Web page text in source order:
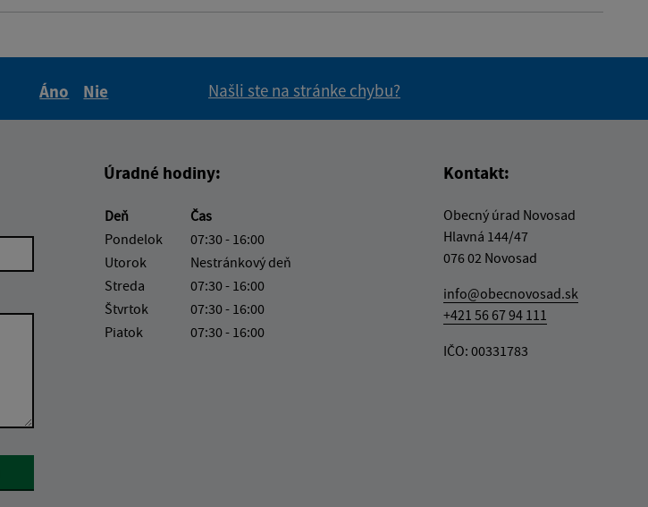
Áno
Nie
Našli ste na stránke chybu?
Úradné hodiny:
Deň
Čas
Pondelok
07:30 - 16:00
Utorok
Nestránkový deň
Streda
07:30 - 16:00
Štvrtok
07:30 - 16:00
Piatok
07:30 - 16:00
Kontakt:
Obecný úrad Novosad
Hlavná 144/47
076 02 Novosad
info@obecnovosad.sk
+421 56 67 94 111
IČO: 00331783